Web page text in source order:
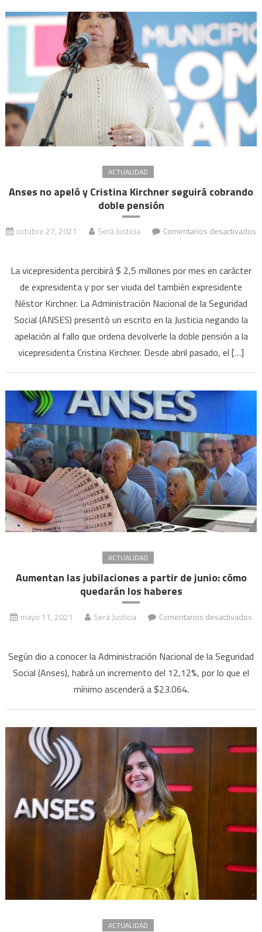
en
junio
ACTUALIDAD
Anses no apeló y Cristina Kirchner seguirá cobrando
doble pensión
octubre 27, 2021 Será Justicia
Comentarios desactivados
no
apeló
y
Cristina
Kirchner
seguirá
pensión
La vicepresidenta percibirá $ 2,5 millones por mes en carácter
de expresidenta y por ser viuda del también expresidente
Néstor Kirchner. La Administración Nacional de la Seguridad
Social (ANSES) presentó un escrito en la Justicia negando la
apelación al fallo que ordena devolverle la doble pensión a la
vicepresidenta Cristina Kirchner. Desde abril pasado, el […]
ACTUALIDAD
Aumentan las jubilaciones a partir de junio: cómo
quedarán los haberes
mayo 11, 2021 Será Justicia
Comentarios desactivados
las
jubilaciones
a
junio:
cómo
quedarán
los
haberes
Según dio a conocer la Administración Nacional de la Seguridad
Social (Anses), habrá un incremento del 12,12%, por lo que el
mínimo ascenderá a $23.064.
ACTUALIDAD